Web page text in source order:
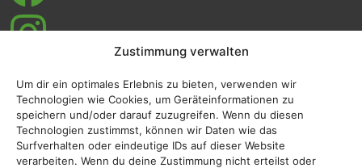
Zustimmung verwalten
Um dir ein optimales Erlebnis zu bieten, verwenden wir
Technologien wie Cookies, um Geräteinformationen zu
speichern und/oder darauf zuzugreifen. Wenn du diesen
Technologien zustimmst, können wir Daten wie das
Surfverhalten oder eindeutige IDs auf dieser Website
verarbeiten. Wenn du deine Zustimmung nicht erteilst oder
Impressum
Datenschutzerklärung